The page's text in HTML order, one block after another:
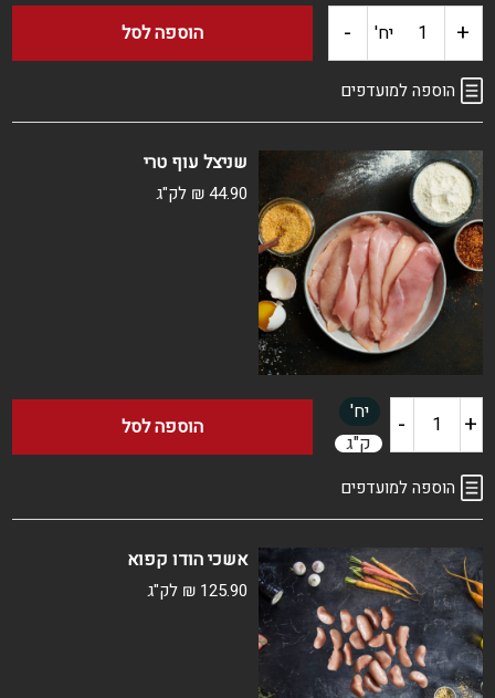
+ כמות
של
עוף
טרי
יח' - הוספה לסל
הוספה למועדפים
שניצל עוף טרי
₪44.90 לק"ג
+ כמות
עוף
טרי
-
יח'
ק"ג
הוספה לסל
הוספה למועדפים
אשכי הודו קפוא
₪ 125.90 לק"ג